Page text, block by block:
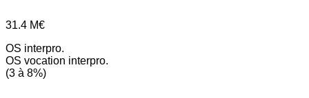
31.4 M€
OS interpro.
OS vocation interpro.
(3 à 8%)